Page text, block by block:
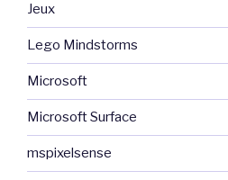
Jeux
Lego Mindstorms
Microsoft
Microsoft Surface
mspixelsense